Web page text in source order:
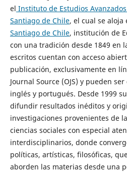
el Instituto de Estudios
Santiago de Chile, el cual se aloja
Santiago de Chile, institución de
con una tradición desde 1849 en
escritos cuentan con acceso
publicación, exclusivamente en
Journal Source (OJS) y pueden
inglés y portugués. Desde 1999
difundir resultados inéditos y
investigaciones provenientes de
ciencias sociales con especial
interdisciplinarios, donde
políticas, artísticas, filosóficas,
aborden las materias desde una